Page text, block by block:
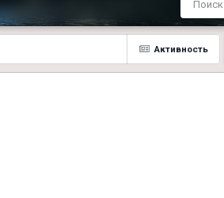
Активность